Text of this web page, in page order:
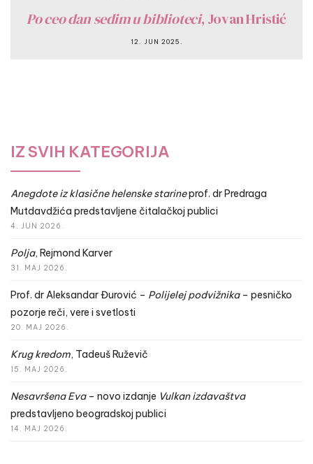
Po ceo dan sedim u biblioteci, Jovan Hristić
12. JUN 2025.
IZ SVIH KATEGORIJA
Anegdote iz klasične helenske starineprof. dr Predraga
Mutdavdžića predstavljene čitalačkoj publici
4. JUN 2026.
Polja, Rejmond Karver
31. MAJ 2026.
Prof. dr Aleksandar Đurović – Polijelej podvižnika– pesničko
pozorje reči, vere i svetlosti
20. MAJ 2026.
Krug kredom, Tadeuš Ruževič
15. MAJ 2026.
Nesavršena Eva– novo izdanje Vulkan izdavaštva
predstavljeno beogradskoj publici
14. MAJ 2026.